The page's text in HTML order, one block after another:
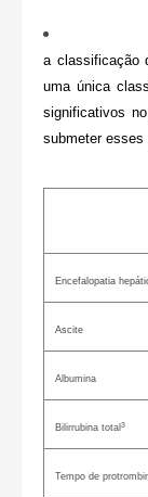
a classificação
uma única
significativos
submeter esses
Encefalopatia
Ascite
Albumina
Bilirrubina total 3
Tempo de